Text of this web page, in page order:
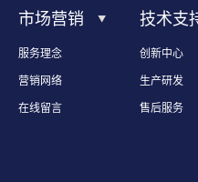
市场营销
服务理念
营销网络
在线留言
技术支
创新中心
生产研发
售后服务